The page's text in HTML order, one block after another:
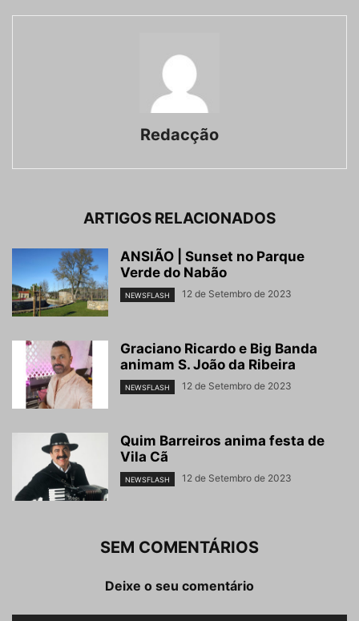
Redacção
ARTIGOS RELACIONADOS
ANSIÃO | Sunset no Parque
Verde do Nabão
NEWSFLASH 12 de Setembro de 2023
Graciano Ricardo e Big Banda
animam S. João da Ribeira
NEWSFLASH 12 de Setembro de 2023
Quim Barreiros anima festa de
Vila Cã
NEWSFLASH 12 de Setembro de 2023
SEM COMENTÁRIOS
Deixe o seu comentário